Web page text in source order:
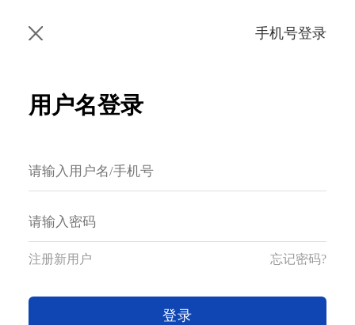
手机号登录
用户名登录
注册新用户 忘记密码?
登录